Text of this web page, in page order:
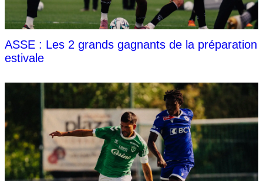
ASSE : Les 2 grands gagnants de la préparation
estivale